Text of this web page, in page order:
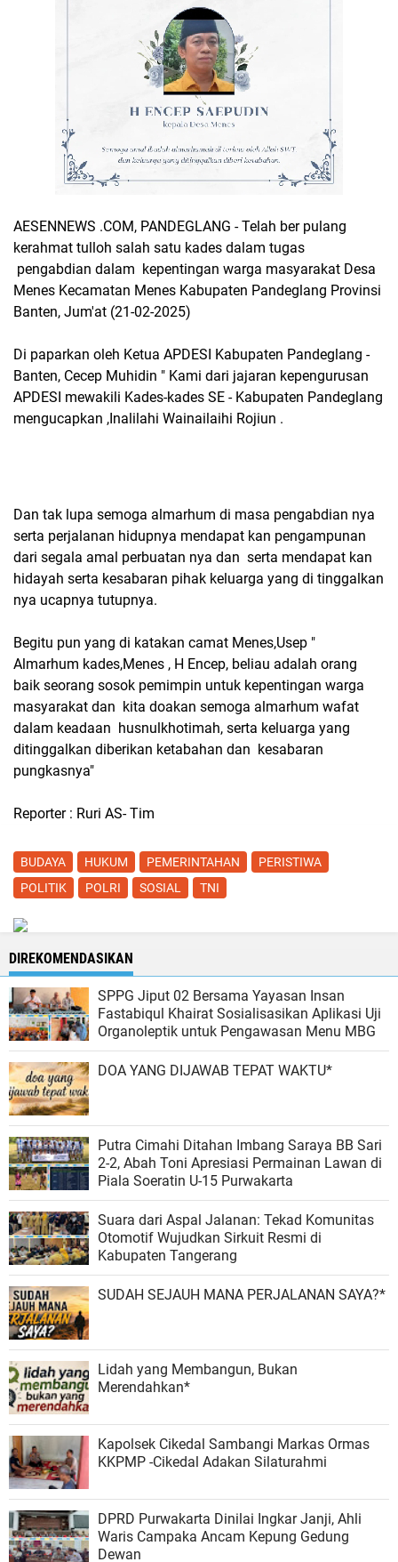
AESENNEWS .COM, PANDEGLANG - Telah ber pulang
kerahmat tulloh salah satu kades dalam tugas
pengabdian dalam kepentingan warga masyarakat Desa
Menes Kecamatan Menes Kabupaten Pandeglang Provinsi
Banten, Jum'at (21-02-2025)
Di paparkan oleh Ketua APDESI Kabupaten Pandeglang -
Banten, Cecep Muhidin " Kami dari jajaran kepengurusan
APDESI mewakili Kades-kades SE - Kabupaten Pandeglang
mengucapkan ,Inalilahi Wainailaihi Rojiun .
Dan tak lupa semoga almarhum di masa pengabdian nya
serta perjalanan hidupnya mendapat kan pengampunan
dari segala amal perbuatan nya dan serta mendapat kan
hidayah serta kesabaran pihak keluarga yang di tinggalkan
nya ucapnya tutupnya.
Begitu pun yang di katakan camat Menes,Usep "
Almarhum kades,Menes , H Encep, beliau adalah orang
baik seorang sosok pemimpin untuk kepentingan warga
masyarakat dan kita doakan semoga almarhum wafat
dalam keadaan husnulkhotimah, serta keluarga yang
ditinggalkan diberikan ketabahan dan kesabaran
pungkasnya"
Reporter : Ruri AS- Tim
BUDAYA HUKUM PEMERINTAHAN
PERISTIWA
POLITIK
POLRI SOSIAL TNI
DIREKOMENDASIKAN
SPPG Jiput 02 Bersama Yayasan Insan
Fastabiqul Khairat Sosialisasikan Aplikasi Uji
Organoleptik untuk Pengawasan Menu MBG
DOA YANG DIJAWAB TEPAT WAKTU*
Putra Cimahi Ditahan Imbang Saraya BB Sari
2-2, Abah Toni Apresiasi Permainan Lawan di
Piala Soeratin U-15 Purwakarta
Suara dari Aspal Jalanan: Tekad Komunitas
Otomotif Wujudkan Sirkuit Resmi di
Kabupaten Tangerang
SUDAH SEJAUH MANA PERJALANAN SAYA?*
Lidah yang Membangun, Bukan
Merendahkan*
Kapolsek Cikedal Sambangi Markas Ormas
KKPMP -Cikedal Adakan Silaturahmi
DPRD Purwakarta Dinilai Ingkar Janji, Ahli
Waris Campaka Ancam Kepung Gedung
Dewan